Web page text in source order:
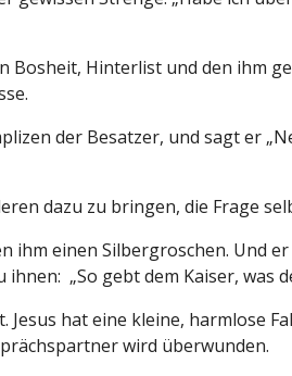
Bosheit, Hinterlist und den ihm
der Besatzer, und sagt er
dazu zu bringen, die Frage
ihm einen Silbergroschen. Und
„So gebt dem Kaiser, was
Jesus hat eine kleine, harmlose
wird überwunden.